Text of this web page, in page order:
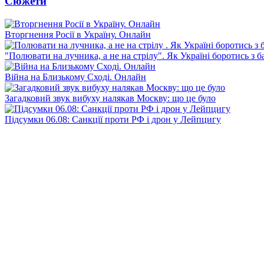
Вторгнення Росії в Україну. Онлайн
"Полювати на лучника, а не на стрілу". Як Україні боротись з
Війна на Близькому Сході. Онлайн
Загадковий звук вибуху налякав Москву: що це було
Підсумки 06.08: Санкції проти РФ і дрон у Лейпцигу